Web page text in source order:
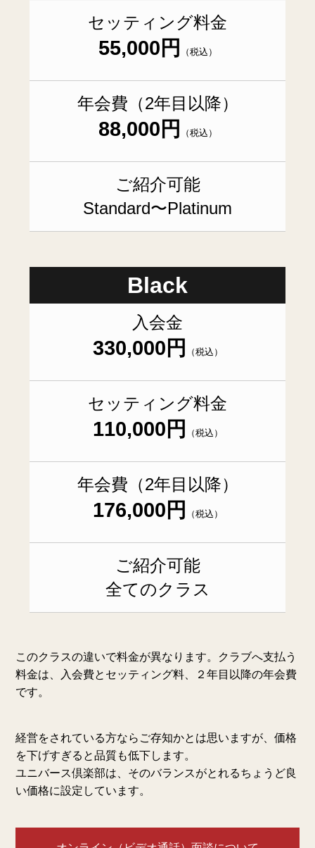
セッティング料金
55,000円 （税込）
年会費（2年目以降）
88,000円 （税込）
ご紹介可能
Standard〜Platinum
Black
入会金
330,000円 （税込）
セッティング料金
110,000円 （税込）
年会費（2年目以降）
176,000円 （税込）
ご紹介可能
全てのクラス
このクラスの違いで料金が異なります。クラブへ支払う
料金は、入会費とセッティング料、２年目以降の年会費
です。
経営をされている方ならご存知かとは思いますが、価格
を下げすぎると品質も低下します。
ユニバース倶楽部は、そのバランスがとれるちょうど良
い価格に設定しています。